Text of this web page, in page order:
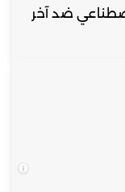
ضد آخر